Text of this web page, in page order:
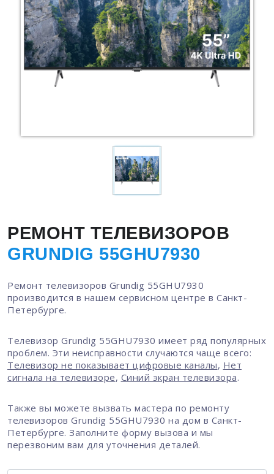
РЕМОНТ ТЕЛЕВИЗОРОВ
GRUNDIG 55GHU7930
Ремонт телевизоров Grundig 55GHU7930
производится в нашем сервисном центре в Санкт-
Петербурге.
Телевизор Grundig 55GHU7930 имеет ряд популярных
проблем. Эти неисправности случаются чаще всего:
Телевизор не показывает цифровые каналы, Нет
сигнала на телевизоре, Синий экран телевизора.
Также вы можете вызвать мастера по ремонту
телевизоров Grundig 55GHU7930 на дом в Санкт-
Петербурге. Заполните форму вызова и мы
перезвоним вам для уточнения деталей.